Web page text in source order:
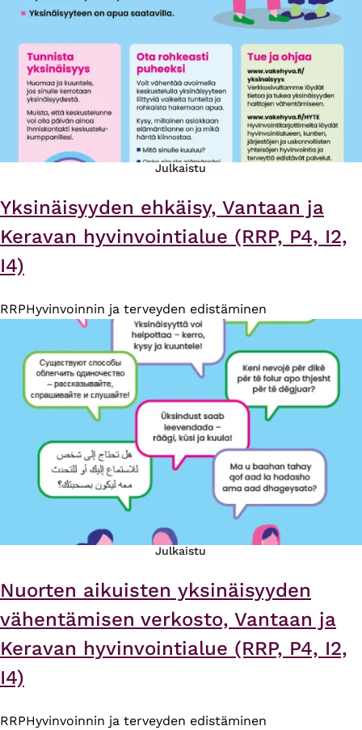
Julkaistu
Yksinäisyyden ehkäisy, Vantaan ja
Keravan hyvinvointialue (RRP, P4, I2,
I4)
RRPHyvinvoinnin ja terveyden edistäminen
Julkaistu
Nuorten aikuisten yksinäisyyden
vähentämisen verkosto, Vantaan ja
Keravan hyvinvointialue (RRP, P4, I2,
I4)
RRPHyvinvoinnin ja terveyden edistäminen